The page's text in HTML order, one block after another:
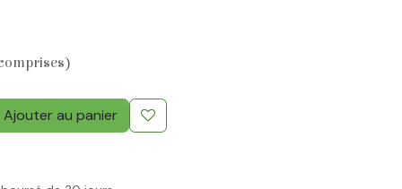
Ajouter au panier